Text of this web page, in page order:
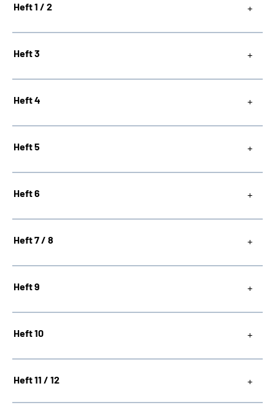
Heft 1 / 2
Heft 3
Heft 4
Heft 5
Heft 6
Heft 7 / 8
Heft 9
Heft 10
Heft 11 / 12